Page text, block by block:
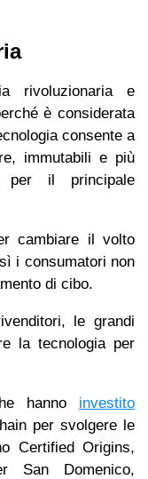
rivoluzionaria e
è considerata
consente a
immutabili e più
per il principale
cambiare il volto
i consumatori non
di cibo.
le grandi
la tecnologia per
hanno investito
per svolgere le
Certified Origins,
San Domenico,